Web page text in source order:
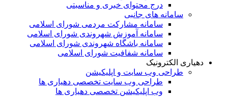
درج محتوای خبری و مناسبتی
سامانه های جانبی
سامانه مشارکت مردمی شورای اسلامی
سامانه آموزش شهروندی شورای اسلامی
سامانه باشگاه شهروندی شورای اسلامی
سامانه شفافیت شورای اسلامی
دهیاری الکترونیک
طراحی وب سایت و اپلیکیشن
طراحی وب سایت تخصصی دهیاری ها
وب اپلیکیشن تخصصی دهیاری ها